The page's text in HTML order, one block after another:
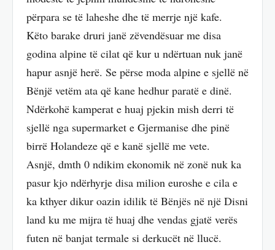
përpara se të laheshe dhe të merrje një kafe.
Këto barake druri janë zëvendësuar me disa
godina alpine të cilat që kur u ndërtuan nuk janë
hapur asnjë herë. Se përse moda alpine e sjellë në
Bënjë vetëm ata që kane hedhur paratë e dinë.
Ndërkohë kamperat e huaj pjekin mish derri të
sjellë nga supermarket e Gjermanise dhe pinë
birrë Holandeze që e kanë sjellë me vete.
Asnjë, dmth 0 ndikim ekonomik në zonë nuk ka
pasur kjo ndërhyrje disa milion euroshe e cila e
ka kthyer dikur oazin idilik të Bënjës në një Disni
land ku me mijra të huaj dhe vendas gjatë verës
futen në banjat termale si derkucët në llucë.